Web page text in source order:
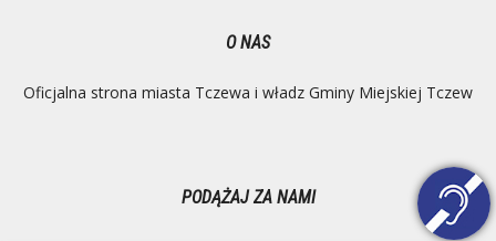
O NAS
Oficjalna strona miasta Tczewa i władz Gminy Miejskiej Tczew
PODĄŻAJ ZA NAMI